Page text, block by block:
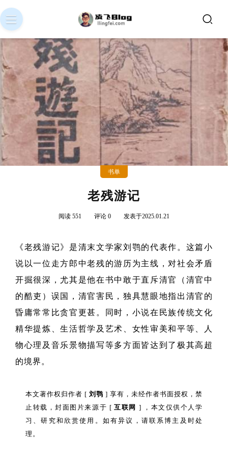
书单
老残游记
阅读 551 评论 0 发表于2025.01.21
《老残游记》是清末文学家刘鹗的代表作。这篇小
说以一位走方郎中老残的游历为主线，对社会矛盾
开掘很深，尤其是他在书中敢于直斥清官（清官中
的酷吏）误国，清官害民，独具慧眼地指出清官的
昏庸常常比贪官更甚。同时，小说在民族传统文化
精华提炼、生活哲学及艺术、女性审美和平等、人
物心理及音乐景物描写等多方面皆达到了极其高超
的境界。
本文著作权归作者 [ 刘鹗 ] 享有，未经作者书面授权，禁
止转载，封面图片来源于 [互联网 ] ，本文仅供个人学
习、研究和欣赏使用。如有异议，请联系博主及时处
理。